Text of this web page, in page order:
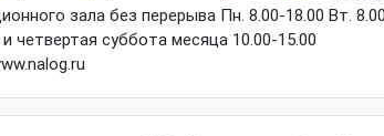
зала без перерыва Пн. 8.00-18.00 Вт.
четвертая суббота месяца 10.00-15.00